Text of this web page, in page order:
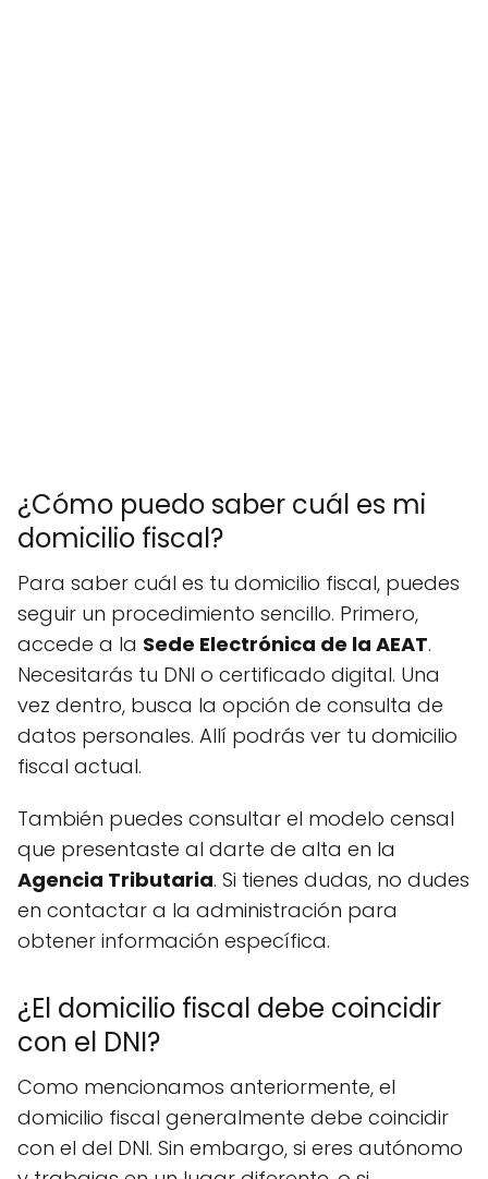
¿Cómo puedo saber cuál es mi
domicilio fiscal?
Para saber cuál es tu domicilio fiscal, puedes
seguir un procedimiento sencillo. Primero,
accede a la Sede Electrónica de la AEAT.
Necesitarás tu DNI o certificado digital. Una
vez dentro, busca la opción de consulta de
datos personales. Allí podrás ver tu domicilio
fiscal actual.
También puedes consultar el modelo censal
que presentaste al darte de alta en la
Agencia Tributaria. Si tienes dudas, no dudes
en contactar a la administración para
obtener información específica.
¿El domicilio fiscal debe coincidir
con el DNI?
Como mencionamos anteriormente, el
domicilio fiscal generalmente debe coincidir
con el del DNI. Sin embargo, si eres autónomo